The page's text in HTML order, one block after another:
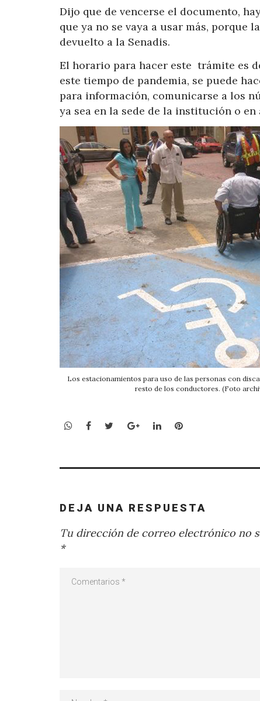
Dijo que de vencerse el documento,
que ya no se vaya a usar más, porque
devuelto a la Senadis.
El horario para hacer este trámite es
este tiempo de pandemia, se puede
para información, comunicarse a los
ya sea en la sede de la institución o
Los estacionamientos para uso de las personas con
resto de los conductores. (Foto
WhatsApp
Facebook
TwitterGoogle+LinkedInPinterest
DEJA UNA RESPUESTA
Tu dirección de correo electrónico no
*